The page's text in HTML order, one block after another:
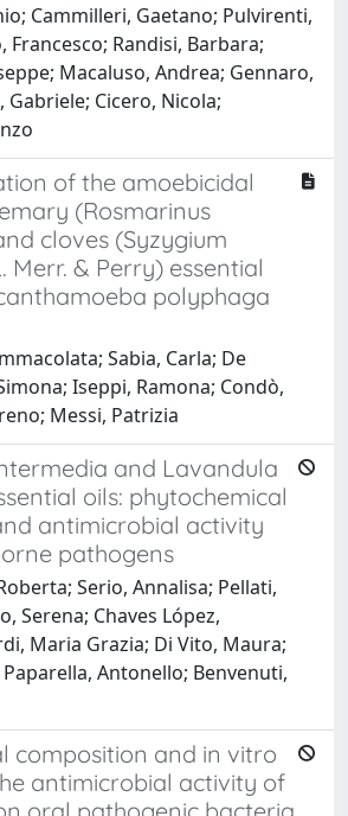
Cammilleri, Gaetano; Pulvirenti,
Francesco; Randisi, Barbara;
Macaluso, Andrea; Gennaro,
Gabriele; Cicero, Nicola;
of the amoebicidal
(Rosmarinus
cloves (Syzygium
Merr. & Perry) essential
polyphaga
Sabia, Carla; De
Iseppi, Ramona; Condò,
Messi, Patrizia
and Lavandula
oils: phytochemical
antimicrobial activity
pathogens
Serio, Annalisa; Pellati,
Serena; Chaves López,
Maria Grazia; Di Vito, Maura;
Antonello; Benvenuti,
composition and in vitro
antimicrobial activity of